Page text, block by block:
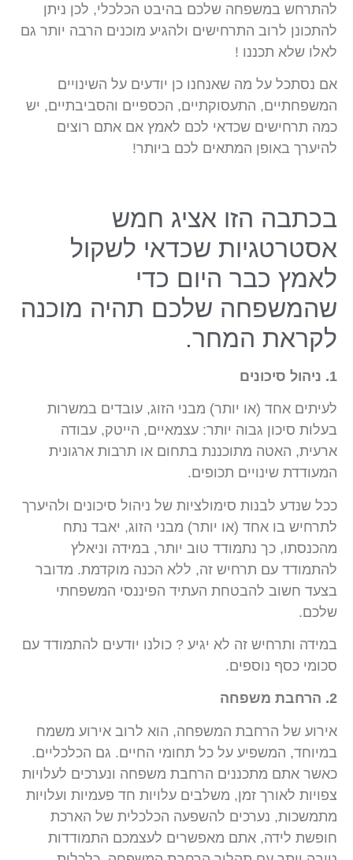
להתרחש במשפחה שלכם בהיבט הכלכלי, לכן ניתן
להתכונן לרוב התרחישים ולהגיע מוכנים הרבה יותר גם
לאלו שלא תכננו !
אם נסתכל על מה שאנחנו כן יודעים על השינויים
המשפחתיים, התעסוקתיים, הכספיים והסביבתיים, יש
כמה תרחישים שכדאי לכם לאמץ אם אתם רוצים
להיערך באופן המתאים לכם ביותר!
בכתבה הזו אציג חמש
אסטרטגיות שכדאי לשקול
לאמץ כבר היום כדי
שהמשפחה שלכם תהיה מוכנה
לקראת המחר.
1. ניהול סיכונים
לעיתים אחד (או יותר) מבני הזוג, עובדים במשרות
בעלות סיכון גבוה יותר: עצמאיים, הייטק, עבודה
ארעית, האטה מתוכננת בתחום או תרבות ארגונית
המעודדת שינויים תכופים.
ככל שנדע לבנות סימולציות של ניהול סיכונים ולהיערך
לתרחיש בו אחד (או יותר) מבני הזוג, יאבד נתח
מהכנסתו, כך נתמודד טוב יותר, במידה וניאלץ
להתמודד עם תרחיש זה, ללא הכנה מוקדמת. מדובר
בצעד חשוב להבטחת העתיד הפיננסי המשפחתי
שלכם.
במידה ותרחיש זה לא יגיע ? כולנו יודעים להתמודד עם
סכומי כסף נוספים.
2. הרחבת משפחה
אירוע של הרחבת המשפחה, הוא לרוב אירוע משמח
במיוחד, המשפיע על כל תחומי החיים. גם הכלכליים.
כאשר אתם מתכננים הרחבת משפחה ונערכים לעלויות
צפויות לאורך זמן, משלבים עלויות חד פעמיות ועלויות
מתמשכות, נערכים להשפעה הכלכלית של הארכת
חופשת לידה, אתם מאפשרים לעצמכם התמודדות